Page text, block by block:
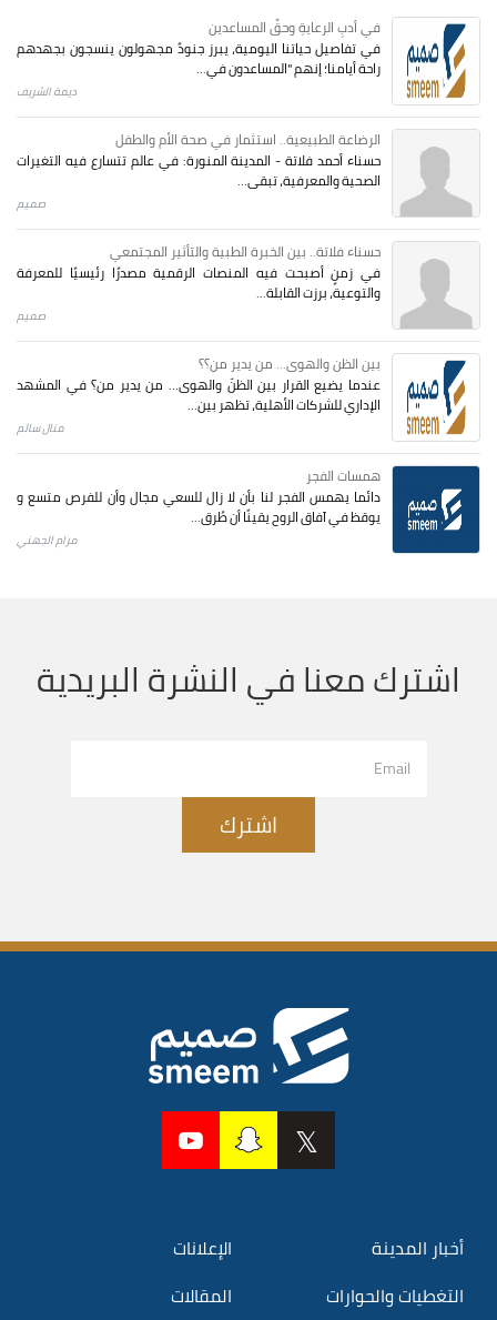
في أدبِ الرعايةِ وحقِّ المساعدين
في تفاصيل حياتنا اليومية، يبرز جنودٌ مجهولون ينسجون بجهدهم
راحة أيامنا؛ إنهم "المساعدون في...
ديمة الشريف
الرضاعة الطبيعية.. استثمار في صحة الأم والطفل
حسناء أحمد فلاتة - المدينة المنورة: في عالم تتسارع فيه التغيرات
الصحية والمعرفية، تبقى...
صميم
حسناء فلاتة.. بين الخبرة الطبية والتأثير المجتمعي
في زمنٍ أصبحت فيه المنصات الرقمية مصدرًا رئيسيًا للمعرفة
والتوعية، برزت القابلة...
صميم
بين الظن والهوى... من يدير من؟؟
عندما يضيع القرار بين الظنّ والهوى… من يدير من؟ في المشهد
الإداري للشركات الأهلية، تظهر بين...
منال سالم
همسات الفجر
دائما يهمس الفجر لنا بأن لا زال للسعي مجال وأن للفرص متسع و
يوقظ في آفاق الروح يقينًا أن طُرق...
مرام الجهني
اشترك معنا في النشرة البريدية
اشترك
أخبار المدينة
الإعلانات
التغطيات والحوارات
المقالات